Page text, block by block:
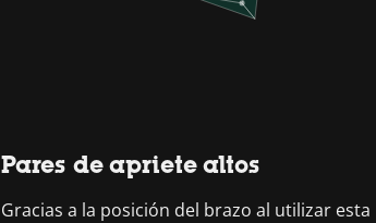
Pares de apriete altos
Gracias a la posición del brazo al utilizar esta